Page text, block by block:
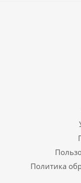
Политика